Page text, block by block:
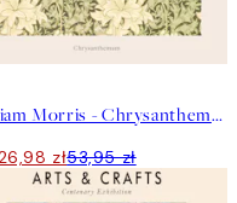
William Morris - Chrysanthemum Plakat
zł53,95 zł